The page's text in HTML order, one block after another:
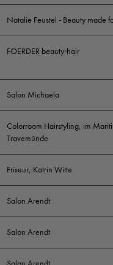
Natalie Feustel - Beauty made
FOERDER beauty-hair
Salon Michaela
Colorroom Hairstyling, im
Travemünde
Friseur, Katrin Witte
Salon Arendt
Salon Arendt